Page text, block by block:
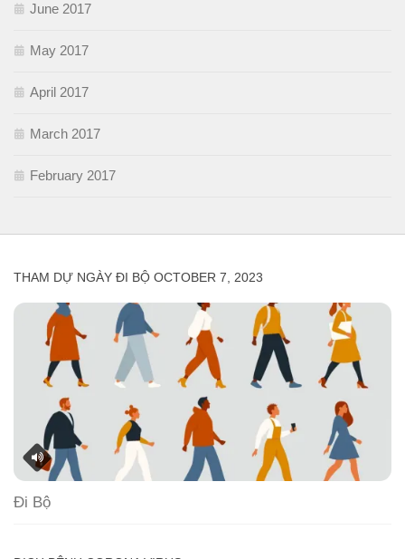
June 2017
May 2017
April 2017
March 2017
February 2017
THAM DỰ NGÀY ĐI BỘ OCTOBER 7, 2023
Đi Bộ